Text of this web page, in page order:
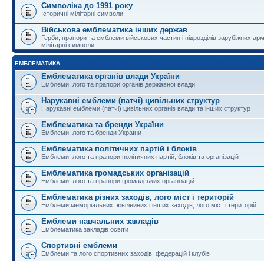
Символіка до 1991 року
Історичні мілітарні символи
Військова емблематика інших держав
Герби, прапори та емблеми військових частин і підрозділів зарубіжних
мілітарні символи
ЕМБЛЕМАТИКА
Емблематика органів влади України
Емблеми, лого та прапори органів державної влади
Нарукавні емблеми (патчі) цивільних структур
Нарукавні емблеми (патчі) цивільних органів влади та інших структур
Емблематика та бренди України
Емблеми, лого та бренди України
Емблематика політичних партій і блоків
Емблеми, лого та прапори політичних партій, блоків та організацій
Емблематика громадських організацій
Емблеми, лого та прапори громадських організацій
Емблематика різних заходів, лого міст і територій
Емблеми меморіальних, ювілейних і інших заходів, лого міст і територій
Емблеми навчальних закладів
Емблематика закладів освіти
Спортивні емблеми
Емблеми та лого спортивних заходів, федерацій і клубів